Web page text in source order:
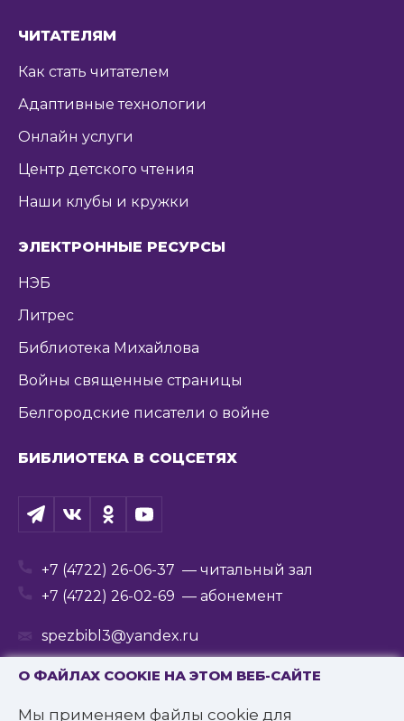
О ФАЙЛАХ COOKIE НА ЭТОМ ВЕБ-САЙТЕ
Мы применяем файлы cookie для
ЧИТАТЕЛЯМ
Как стать читателем
Адаптивные технологии
Онлайн услуги
Центр детского чтения
Наши клубы и кружки
ЭЛЕКТРОННЫЕ РЕСУРСЫ
НЭБ
Литрес
Библиотека Михайлова
Войны священные страницы
Белгородские писатели о войне
БИБЛИОТЕКА В СОЦСЕТЯХ
+7 (4722) 26-06-37 — читальный зал
+7 (4722) 26-02-69 — абонемент
spezbibl3@yandex.ru